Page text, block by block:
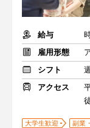
給与
雇用形態
シフト
アクセス
大学生歓迎 副業